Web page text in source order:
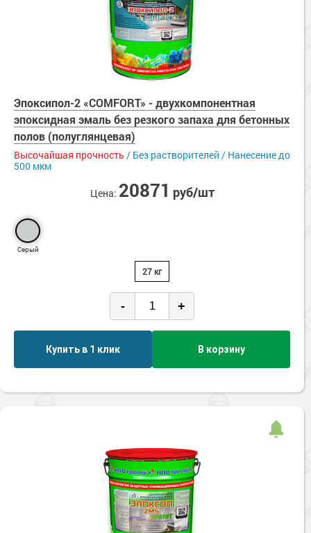
Эпоксипол-2 «COMFORT» - двухкомпонентная
эпоксидная эмаль без резкого запаха для бетонных
полов (полуглянцевая)
Высочайшая прочность / Без растворителей / Нанесение до
500 мкм
Цена: 20871 руб/шт
Серый
27 кг
- +
Купить в 1 клик В корзину